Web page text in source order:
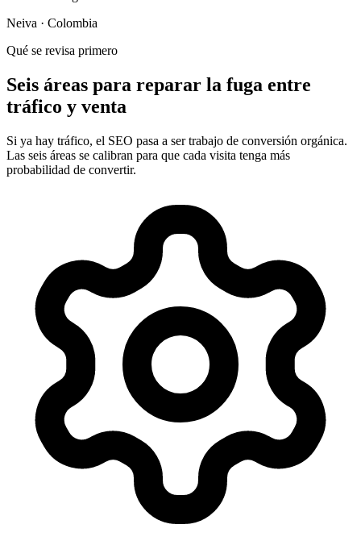
Neiva · Colombia
Qué se revisa primero
Seis áreas para reparar la fuga entre
tráfico y venta
Si ya hay tráfico, el SEO pasa a ser trabajo de conversión orgánica.
Las seis áreas se calibran para que cada visita tenga más
probabilidad de convertir.